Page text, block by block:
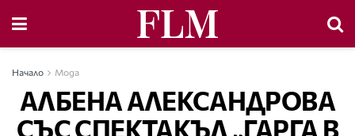
Начало Мода
АЛБЕНА АЛЕКСАНДРОВА
СЪС СПЕКТАКЪЛ „ГАРГА В